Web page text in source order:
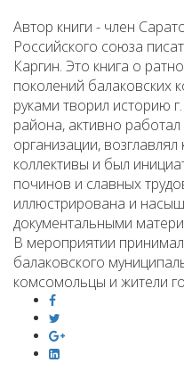
Автор книги - член
Российского союза
Каргин. Это книга о
поколений балаковских
руками творил историю
района, активно
организации,
коллективы и был
починов и славных
иллюстрирована и
документальными
В мероприятии
балаковского
комсомольцы и жители